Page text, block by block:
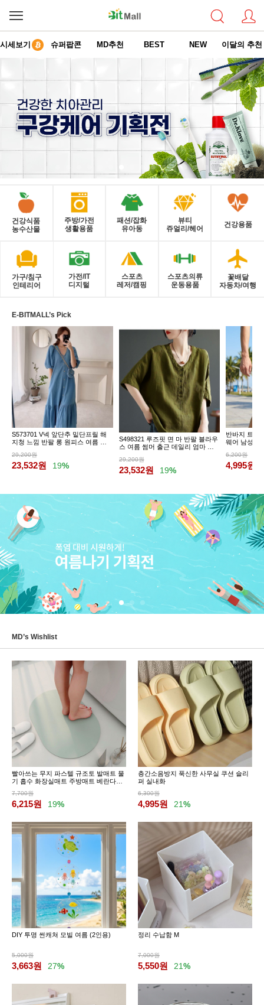
시세보기 슈퍼팝콘 MD추천 BEST NEW 이달의 추천
건강식품
농수산물
주방/가전
생활용품
패션/잡화
유아동
뷰티
쥬얼리/헤어
건강용품
가구/침구
인테리어
가전/IT
디지털
스포츠
레저/캠핑
스포츠의류
운동용품
꽃배달
자동차/여행
E-BITMALL’s Pick
S573701 V넥 앞단추 밑단프릴 해
지청 느낌 반팔 롱 원피스 여름 데
29,200원
23,532원 19%
S498321 루즈핏 면 마 반팔 블라우
스 여름 썸머 출근 데일리 엄마 마
29,200원
23,532원 19%
반바지 트레
웨어 남성 팬
6,200원
4,995원
MD’s Wishlist
빨아쓰는 무지 파스텔 규조토 발매트 물
기 흡수 화장실매트 주방매트 베란다매
7,700원
6,215원 19%
층간소음방지 푹신한 사무실 쿠션 슬리
퍼 실내화
6,300원
4,995원 21%
DIY 투명 썬캐쳐 모빌 여름 (2인용)
5,000원
3,663원 27%
정리 수납함 M
7,000원
5,550원 21%